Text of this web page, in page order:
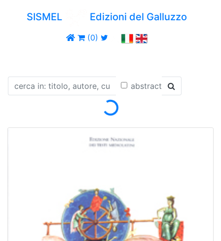
SISMEL Edizioni del Galluzzo
(0)
abstract
Loading...